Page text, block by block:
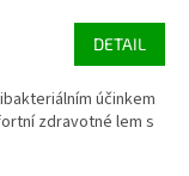
DETAIL
účinkem
zdravotné lem s